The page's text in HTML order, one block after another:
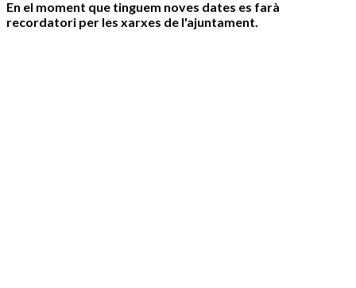
En el moment que tinguem noves dates es farà
recordatori per les xarxes de l'ajuntament.